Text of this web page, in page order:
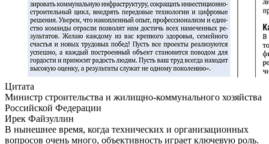
Цитата
Министр строительства и жилищно-коммунального хозяйства
Российской Федерации
Ирек Файзуллин
В нынешнее время, когда технических и организационных
вопросов очень много, объективность играет ключевую роль.